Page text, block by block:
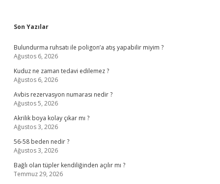
Sidebar
Son Yazılar
Bulundurma ruhsatı ile poligon’a atış yapabilir miyim ?
Ağustos 6, 2026
Kuduz ne zaman tedavi edilemez ?
Ağustos 6, 2026
Avbis rezervasyon numarası nedir ?
Ağustos 5, 2026
Akrilik boya kolay çıkar mı ?
Ağustos 3, 2026
56-58 beden nedir ?
Ağustos 3, 2026
Bağlı olan tüpler kendiliğinden açılır mı ?
Temmuz 29, 2026